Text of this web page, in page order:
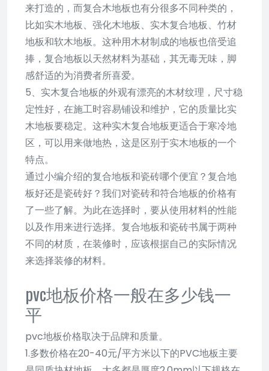
来打造的，而复合木地板也有分很多不同种类的，
比如实木地板、强化木地板、实木复合地板、竹材
地板和软木地板。这种用木材制成的地板也倍受追
捧，复合地板以天然材料为基础，其无毒无味，脚
感舒适的为消费者所喜爱。
5、实木复合地板的外观有漂亮的木材纹理，尺寸稳
定性好，在施工时容易铺设和维护，它的质量比实
木地板要稳定。这种实木复合地板更适合于寒冷地
区，可以用来做地热，这是区别于实木地板的一个
特点。
通过小编介绍的复合地板和瓷砖哪个便宜？复合地
板好还是瓷砖好？我们对瓷砖和符合地板的价格有
了一些了解。为此在选择时，要从使用材料的性能
以及作用来进行选择。复合地板和瓷砖书属于两种
不同的材质，在装修时，应该根据自己的实际情况
来选择装修的材料。
pvc地板价格一般在多少钱一
平
pvc地板价格取决于品牌和质量。
1.多数价格在20-40元/平方米以下的PVC地板主要